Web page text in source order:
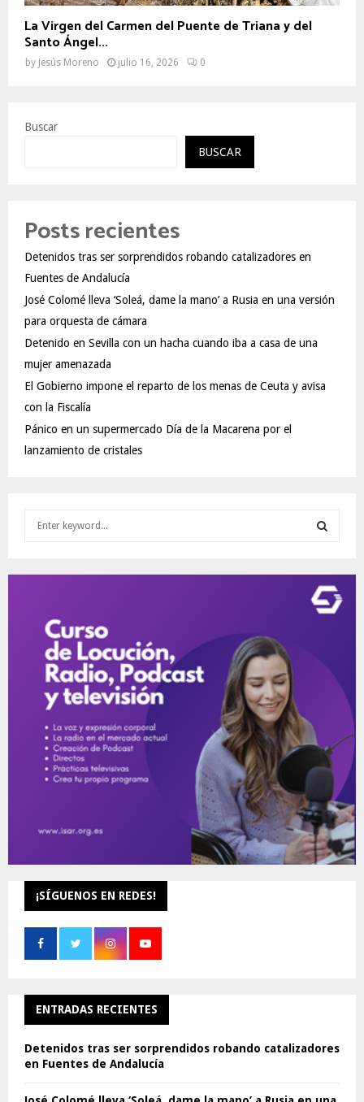
La Virgen del Carmen del Puente de Triana y del
Santo Ángel...
by Jesús Moreno julio 16, 2026 0
Buscar
BUSCAR
Posts recientes
Detenidos tras ser sorprendidos robando catalizadores en
Fuentes de Andalucía
José Colomé lleva ‘Soleá, dame la mano’ a Rusia en una versión
para orquesta de cámara
Detenido en Sevilla con un hacha cuando iba a casa de una
mujer amenazada
El Gobierno impone el reparto de los menas de Ceuta y avisa
con la Fiscalía
Pánico en un supermercado Día de la Macarena por el
lanzamiento de cristales
E
¡SÍGUENOS EN REDES!
ENTRADAS RECIENTES
Detenidos tras ser sorprendidos robando catalizadores
en Fuentes de Andalucía